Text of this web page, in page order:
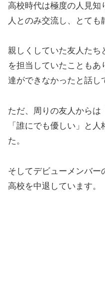
高校時代は極度の人見知
人とのみ交流し、とても
親しくしていた友人たち
を担当していたことも
達ができなかったと話し
ただ、周りの友人からは
「誰にでも優しい」と
た。
そしてデビューメンバー
高校を中退しています。